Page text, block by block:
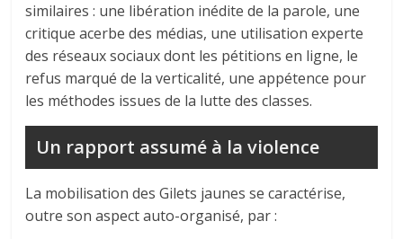
similaires : une libération inédite de la parole, une
critique acerbe des médias, une utilisation experte
des réseaux sociaux dont les pétitions en ligne, le
refus marqué de la verticalité, une appétence pour
les méthodes issues de la lutte des classes.
Un rapport assumé à la violence
La mobilisation des Gilets jaunes se caractérise,
outre son aspect auto-organisé, par :